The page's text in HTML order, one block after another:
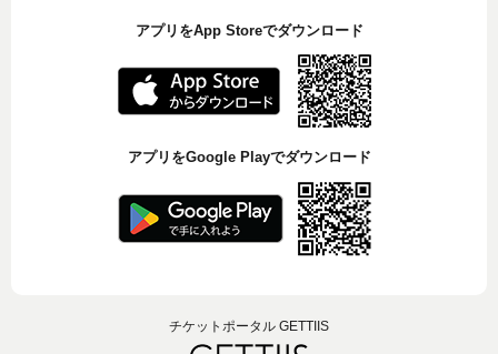
アプリをApp Storeでダウンロード
アプリをGoogle Playでダウンロード
チケットポータル GETTIIS